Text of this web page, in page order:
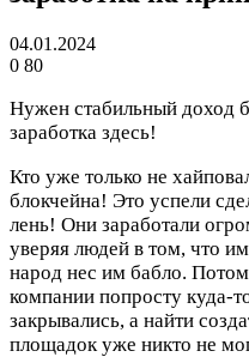
04.01.2024
0 80
Нужен стабильный доход
заработка здесь!
Кто уже только не
блокчейна! Это успели
лень! Они заработали
уверяя людей в том, что
народ нес им бабло.
компании попросту куда-
закрывались, а найти
площадок уже никто не